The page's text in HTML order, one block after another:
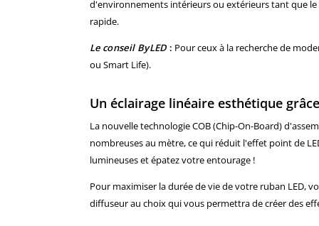
d'environnements intérieurs ou extérieurs tant que
rapide.
Le conseil ByLED : Pour ceux à la recherche de
ou Smart Life).
Un éclairage linéaire esthétique
La nouvelle technologie COB (Chip-On-Board)
nombreuses au mètre, ce qui réduit l'effet point de
lumineuses et épatez votre entourage !
Pour maximiser la durée de vie de votre ruban LED,
diffuseur au choix qui vous permettra de créer des